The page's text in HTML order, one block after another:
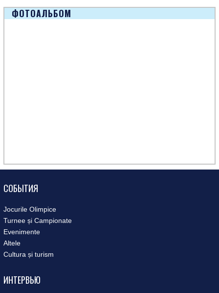
ФОТОАЛЬБОМ
СОБЫТИЯ
Jocurile Olimpice
Turnee și Campionate
Evenimente
Altele
Cultura și turism
ИНТЕРВЬЮ